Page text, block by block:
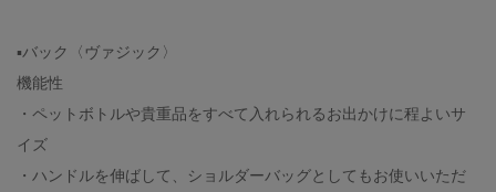
▪️バック〈ヴァジック〉
機能性
・ペットボトルや貴重品をすべて入れられるお出かけに程よいサ
イズ
・ハンドルを伸ばして、ショルダーバッグとしてもお使いいただ